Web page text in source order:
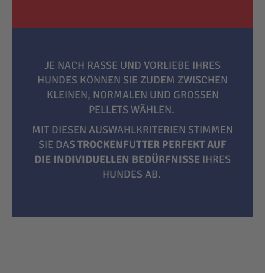
JE NACH RASSE UND VORLIEBE IHRES
HUNDES KÖNNEN SIE ZUDEM ZWISCHEN
KLEINEN, NORMALEN UND GROSSEN P
ELLETS WÄHLEN.
MIT DIESEN AUSWAHLKRITERIEN STIMMEN
SIE DAS TROCKENFUTTER PERFEKT AUF
DIE INDIVIDUELLEN BEDÜRFNISSE IHRES
HUNDES AB.